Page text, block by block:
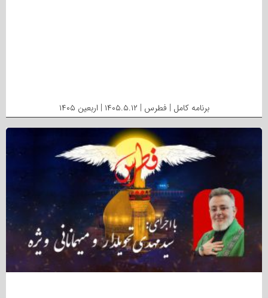
برنامه کامل | فطرس | ۱۴۰۵.۵.۱۲ | اربعین ۱۴۰۵